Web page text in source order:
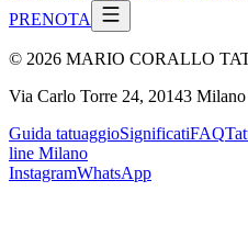
PRENOTA
© 2026 MARIO CORALLO
Via Carlo Torre 24, 20143 Milano
Guida tatuaggioSignificatiFAQ
line Milano
InstagramWhatsApp